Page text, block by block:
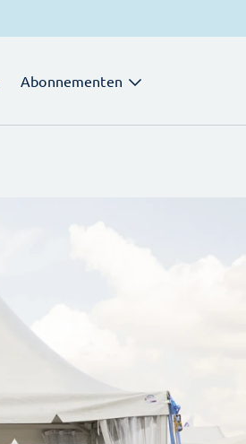
Abonnementen